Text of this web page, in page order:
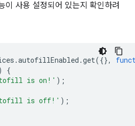
사용 설정되어 있는지 확인하려
.autofillEnabled .get({},
{
is on!' );
is off!' );